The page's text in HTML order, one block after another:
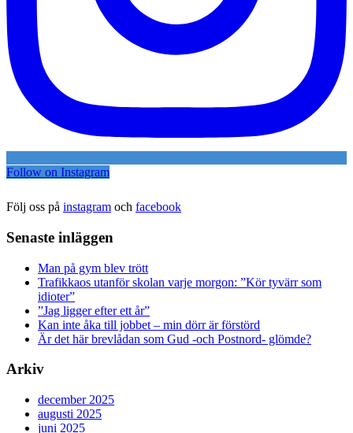
Follow on Instagram
Följ oss på instagram och facebook
Senaste inläggen
Man på gym blev trött
Trafikkaos utanför skolan varje morgon: ”Kör tyvärr som
idioter”
”Jag ligger efter ett år”
Kan inte åka till jobbet – min dörr är förstörd
Är det här brevlådan som Gud -och Postnord- glömde?
Arkiv
december 2025
augusti 2025
juni 2025